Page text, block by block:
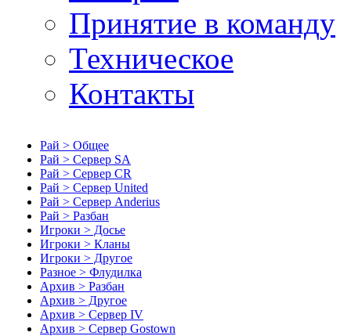
Принятие в команду
Техническое
Контакты
Рай > Общее
Рай > Сервер SA
Рай > Сервер CR
Рай > Сервер United
Рай > Сервер Anderius
Рай > Разбан
Игроки > Досье
Игроки > Кланы
Игроки > Другое
Разное > Флудилка
Архив > Разбан
Архив > Другое
Архив > Сервер IV
Архив > Сервер Gostown